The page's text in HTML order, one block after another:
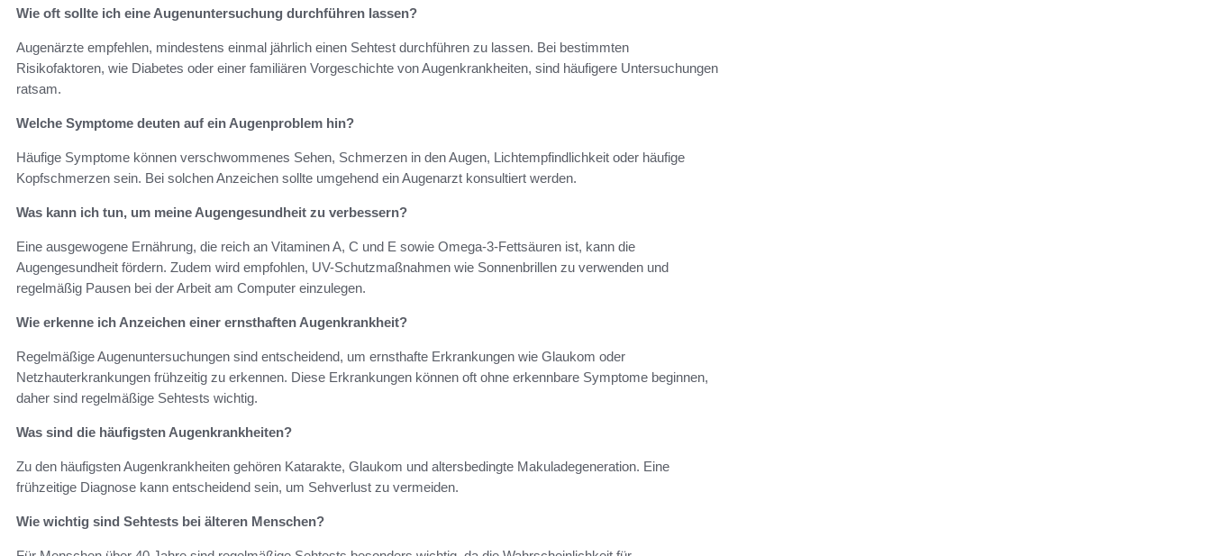
Wie oft sollte ich eine Augenuntersuchung durchführen lassen?
Augenärzte empfehlen, mindestens einmal jährlich einen Sehtest durchführen zu lassen. Bei bestimmten
Risikofaktoren, wie Diabetes oder einer familiären Vorgeschichte von Augenkrankheiten, sind häufigere Untersuchungen
ratsam.
Welche Symptome deuten auf ein Augenproblem hin?
Häufige Symptome können verschwommenes Sehen, Schmerzen in den Augen, Lichtempfindlichkeit oder häufige
Kopfschmerzen sein. Bei solchen Anzeichen sollte umgehend ein Augenarzt konsultiert werden.
Was kann ich tun, um meine Augengesundheit zu verbessern?
Eine ausgewogene Ernährung, die reich an Vitaminen A, C und E sowie Omega-3-Fettsäuren ist, kann die
Augengesundheit fördern. Zudem wird empfohlen, UV-Schutzmaßnahmen wie Sonnenbrillen zu verwenden und
regelmäßig Pausen bei der Arbeit am Computer einzulegen.
Wie erkenne ich Anzeichen einer ernsthaften Augenkrankheit?
Regelmäßige Augenuntersuchungen sind entscheidend, um ernsthafte Erkrankungen wie Glaukom oder
Netzhauterkrankungen frühzeitig zu erkennen. Diese Erkrankungen können oft ohne erkennbare Symptome beginnen,
daher sind regelmäßige Sehtests wichtig.
Was sind die häufigsten Augenkrankheiten?
Zu den häufigsten Augenkrankheiten gehören Katarakte, Glaukom und altersbedingte Makuladegeneration. Eine
frühzeitige Diagnose kann entscheidend sein, um Sehverlust zu vermeiden.
Wie wichtig sind Sehtests bei älteren Menschen?